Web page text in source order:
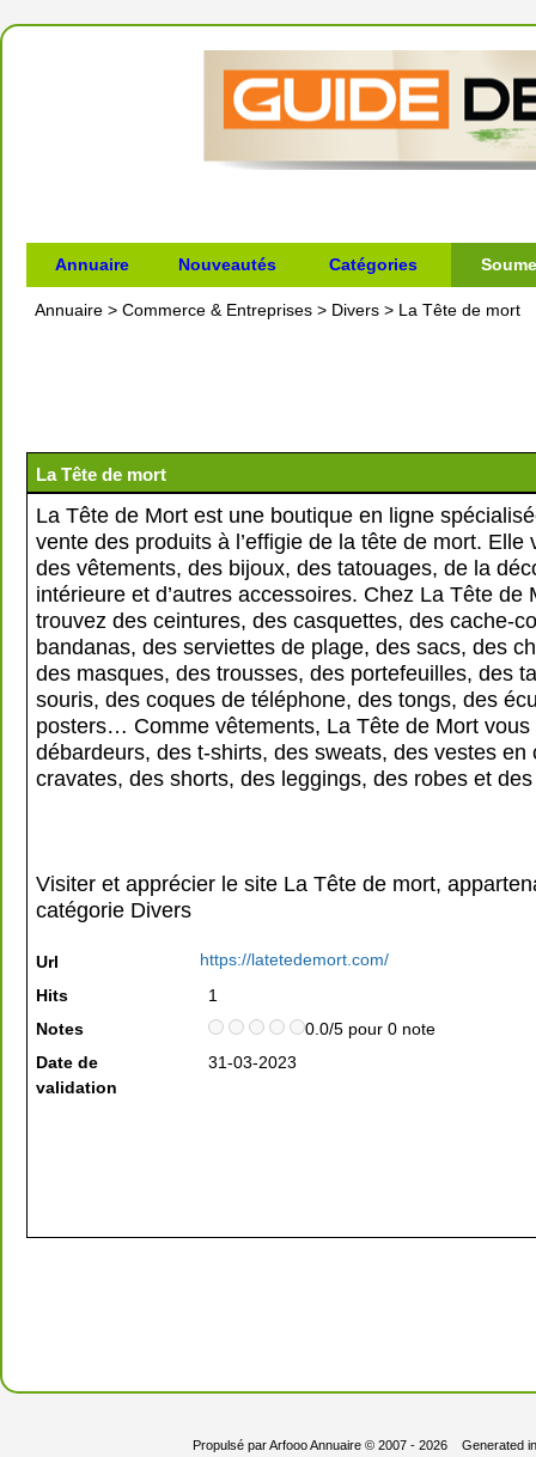
Annuaire Nouveautés Catégories
Annuaire > Commerce & Entreprises > Divers > La Tête de mort
La Tête de mort
La Tête de Mort est une boutique en ligne
vente des produits à l’effigie de la tête de mort. Elle
des vêtements, des bijoux, des tatouages, de la
intérieure et d’autres accessoires. Chez La Tête de
trouvez des ceintures, des casquettes, des cache-
bandanas, des serviettes de plage, des sacs, des
des masques, des trousses, des portefeuilles, des
souris, des coques de téléphone, des tongs, des
posters… Comme vêtements, La Tête de Mort vous
débardeurs, des t-shirts, des sweats, des vestes en
cravates, des shorts, des leggings, des robes et
Visiter et apprécier le site La Tête de mort,
catégorie Divers
Url
https://latetedemort.com/
Hits
1
Notes
0.0/5 pour 0 note
Date de
validation
31-03-2023
Propulsé parArfooo Annuaire© 2007 - 2026 Generated